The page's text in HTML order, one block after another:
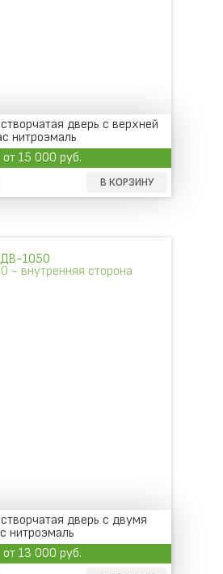
дверь с верхней
нитроэмаль
от 15 000 руб.
В КОРЗИНУ
дверь с двумя
нитроэмаль
от 13 000 руб.